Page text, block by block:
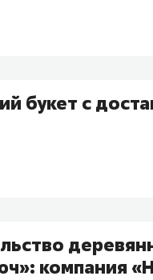
букет с
компания